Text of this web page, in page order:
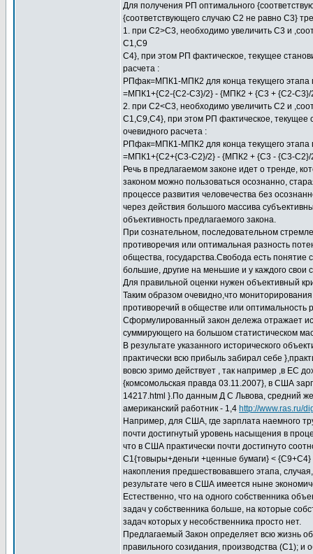
Для получения РП оптимального
{соответствующего случаю С2 не равно С3}
1. при С2>С3, необходимо увеличить С3 и
С1,С9
С4}, при этом РП фактическое, текущее
расчета :
РПфак=МПК1-МПК2 для конца текущего этапа
=МПК1+{С2-{C2-C3}/2} - {МПК2 + {С3 + {С2-
2. при С2<С3, необходимо увеличить С2 и
С1,С9,С4}, при этом РП фактическое,
очевидного расчета :
РПфак=МПК1-МПК2 для конца текущего этапа
=МПК1+{С2+{C3-C2}/2} - {МПК2 + {С3 - {С3-
Речь в предлагаемом законе идет о тренде,
законом можно пользоваться осознанно,
процессе развития человечества без
через действия большого массива
объективность предлагаемого закона.
При сознательном, последовательном
противоречия или оптимальная разность
общества, государства.Свобода есть понятие
большие, другие на меньшие и у каждого
Для правильной оценки нужен объективный
Таким образом очевидно,что
противоречий в обществе или оптимальность
Сформулированный закон дележа отражает
суммирующего на большом статистическом
В результате указанного исторического
практически всю прибыль забирал себе
вовсю зримо действует , так например ,в ЕС
{комсомольская правда 03.11.2007}, в США
14217.html }.По данным Д С Львова, средний
американский работник - 1,4 http://www.ras.ru/
Например, для США, где зарплата наемного
почти достигнутый уровень насыщения в
что в США практически почти достигнуто
C1{товыры+деньги +ценные бумаги} <
накопления предшествовавшего этапа,
результате чего в США имеется ныне
Естественно, что на одного собственника
задач у собственника больше, на которые
задач которых у несобственника просто нет.
Предлагаемый Закон определяет всю жизнь
правильного созидания, производства (C1); и